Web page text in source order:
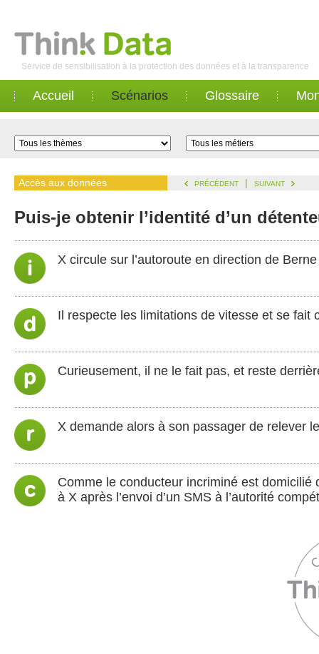
Service de sensibilisation à la protection des données et à la transparence
Accueil Scénarios Glossaire
Accès aux données PRÉCÉDENT | SUIVANT
Puis-je obtenir l’identité d’un
X circule sur l’autoroute en direction de
Il respecte les limitations de vitesse et se fait
Curieusement, il ne le fait pas, et reste
X demande alors à son passager de relever
Comme le conducteur incriminé est
à X après l’envoi d’un SMS à l’autorité